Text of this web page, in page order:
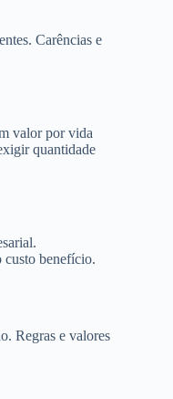
Carências e
valor por vida
quantidade
custo benefício.
Regras e valores